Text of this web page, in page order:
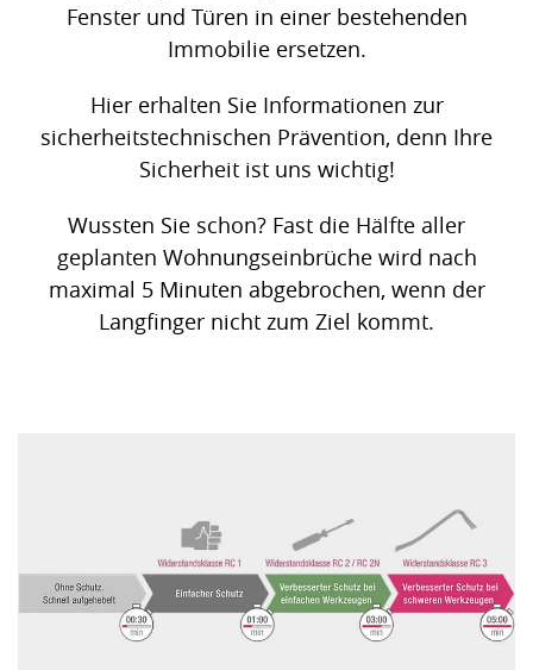
Fenster und Türen in einer bestehenden
Immobilie ersetzen.
Hier erhalten Sie Informationen zur
sicherheitstechnischen Prävention, denn Ihre
Sicherheit ist uns wichtig!
Wussten Sie schon? Fast die Hälfte aller
geplanten Wohnungseinbrüche wird nach
maximal 5 Minuten abgebrochen, wenn der
Langfinger nicht zum Ziel kommt.